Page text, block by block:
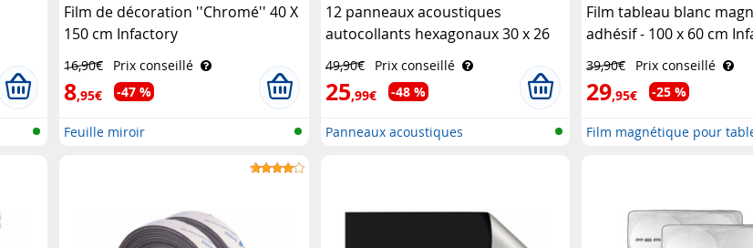
Film de décoration ''Chromé'' 40 X
150 cm Infactory
16,90€ Prix conseillé
8,95€ -47 %
Feuille miroir
12 panneaux acoustiques
autocollants hexagonaux 30 x 26
cm - noir Carlo Milano
49,90€ Prix conseillé
25,99€ -48 %
Panneaux acoustiques
Film tableau blanc
adhésif - 100 x 60 cm
39,90€ Prix conseillé
29,95€ -25 %
Film magnétique pour